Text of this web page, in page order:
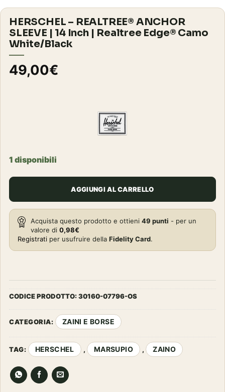
HERSCHEL – REALTREE® ANCHOR
SLEEVE | 14 Inch | Realtree Edge® Camo
White/Black
49,00€
1 disponibili
AGGIUNGI AL CARRELLO
Acquista questo prodotto e ottieni 49 punti - per un
valore di 0,98€
Registrati per usufruire della Fidelity Card.
CODICE PRODOTTO:30160-07796-OS
CATEGORIA: ZAINI E BORSE
TAG: HERSCHEL , MARSUPIO , ZAINO